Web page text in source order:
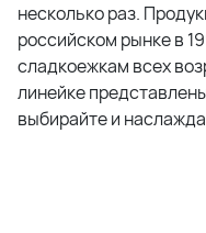
несколько раз.
российском рынке в
сладкоежкам всех
линейке
выбирайте и